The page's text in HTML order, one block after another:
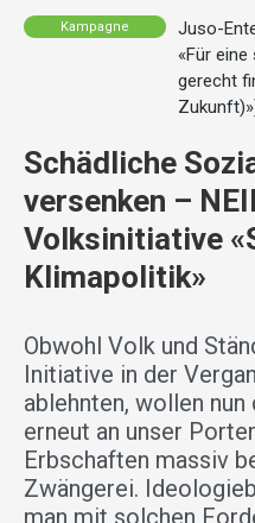
Kampagne
Juso-
«Für
gerecht
Schädliche
versenken –
Volksinitiative
Klimapolitik»
Obwohl Volk und
Initiative in der
ablehnten, wollen
erneut an unser
Erbschaften massiv
Zwängerei.
man mit solchen